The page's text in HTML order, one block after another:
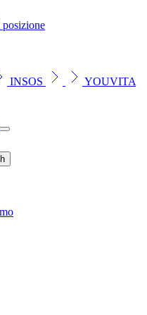
INSOS YOUVITA